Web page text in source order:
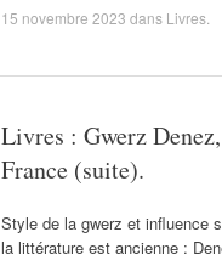
15 novembre 2023 dans Livres
Livres : Gwerz
France (suite).
Style de la gwerz et influence
la littérature est ancienne :